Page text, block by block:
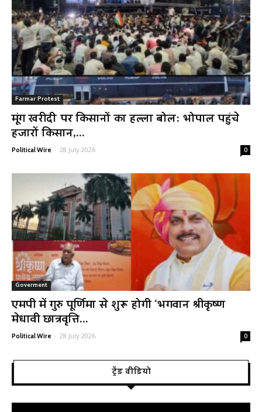
Farmar Protest
मूंग खरीदी पर किसानों का हल्ला बोल: भोपाल पहुंचे
हजारों किसान,...
Political Wire - 28 July 2026 0
Goverment
एमपी में गुरु पूर्णिमा से शुरू होगी ‘भगवान श्रीकृष्ण
मेधावी छात्रवृत्ति...
Political Wire - 28 July 2026 0
ट्रेंड वीडियो